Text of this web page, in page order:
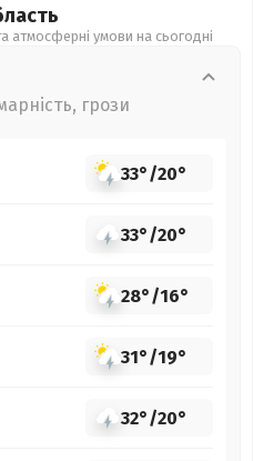
атмосферні умови на сьогодні
грози
33°/20°
33°/20°
28°/16°
31°/19°
32°/20°